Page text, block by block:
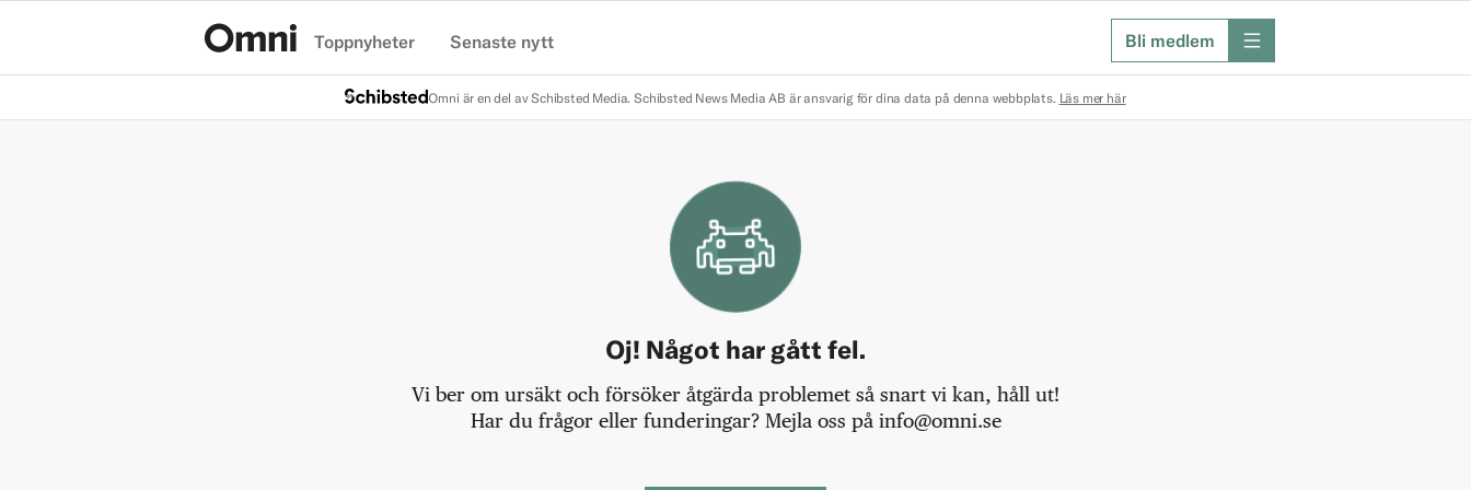
Toppnyheter Senaste nytt Bli medlem meny
Omni är en del av Schibsted Media. Schibsted News Media AB är ansvarig för dina data på denna webbplats. Läs mer här
Oj! Något har gått fel.
Vi ber om ursäkt och försöker åtgärda problemet så snart vi kan, håll ut!
Har du frågor eller funderingar? Mejla oss på info@omni.se